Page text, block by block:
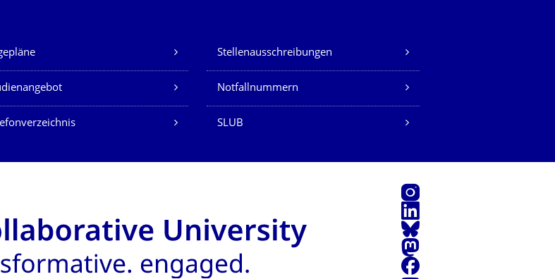
Dienste
Stellenausschreibungen
Notfallnummern
SLUB
Instagram
LinkedIn
Bluesky
Mastodon
Facebook